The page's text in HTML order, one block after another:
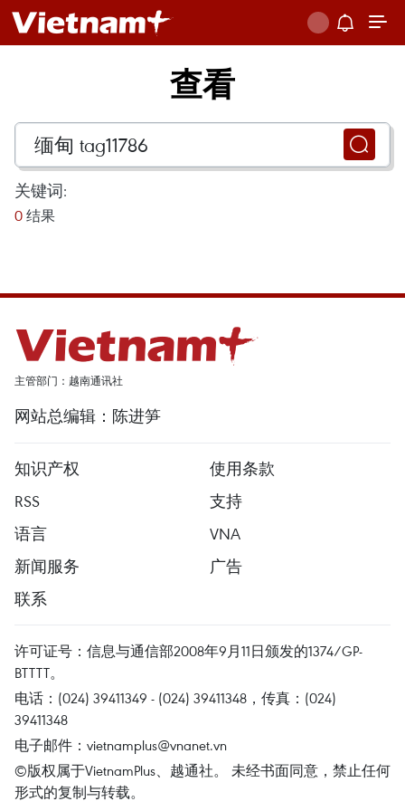
查看
关键词:
0 结果
主管部门：越南通讯社
网站总编辑：陈进笋
知识产权
使用条款
RSS
支持
语言
VNA
新闻服务
广告
联系
许可证号：信息与通信部2008年9月11日颁发的1374/GP-
BTTTT。
电话：(024) 39411349 - (024) 39411348，传真：(024)
39411348
电子邮件： vietnamplus@vnanet.vn
©版权属于VietnamPlus、越通社。 未经书面同意，禁止任何
形式的复制与转载。